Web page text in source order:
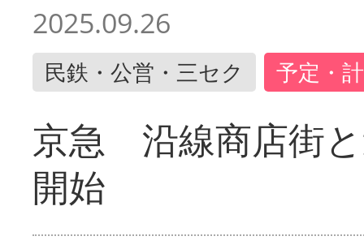
2025.09.26
民鉄・公営・三セク 予定・
京急 沿線商店街
開始